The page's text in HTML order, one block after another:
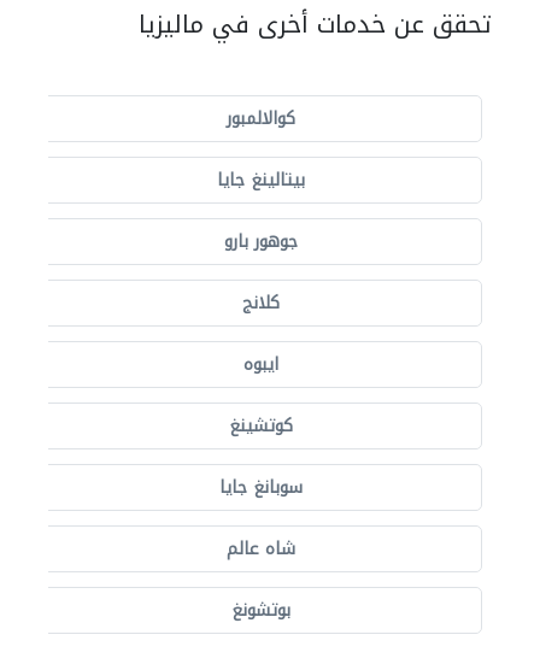
تحقق عن خدمات أخرى في ماليزيا
كوالالمبور
بيتالينغ جايا
جوهور بارو
كلانج
ايبوه
كوتشينغ
سوبانغ جايا
شاه عالم
بوتشونغ